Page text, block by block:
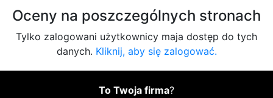
Oceny na poszczególnych stronach
Tylko zalogowani użytkownicy maja dostęp do tych
danych. Kliknij, aby się zalogować.
To Twoja firma?